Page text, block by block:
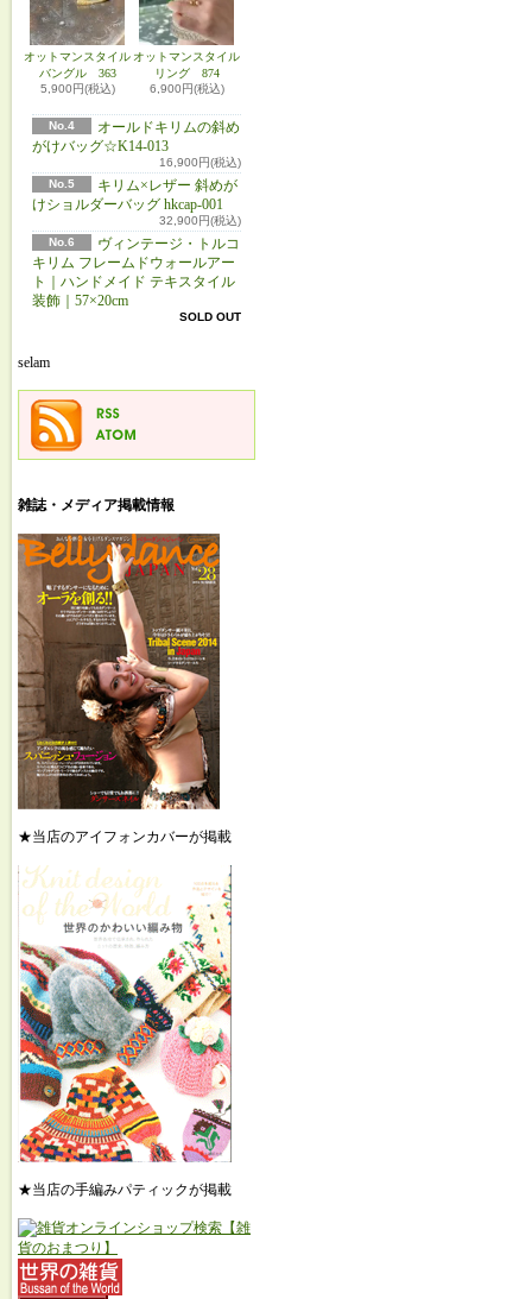
オットマンスタイル
バングル 363
5,900円(税込)
オットマンスタイル
リング 874
6,900円(税込)
No.4
オールドキリムの斜め
がけバッグ☆K14-013
16,900円(税込)
No.5
キリム×レザー 斜めが
けショルダーバッグ hkcap-001
32,900円(税込)
No.6
ヴィンテージ・トルコ
キリム フレームドウォールアー
ト｜ハンドメイド テキスタイル
装飾｜57×20cm
SOLD OUT
selam
雑誌・メディア掲載情報
★当店のアイフォンカバーが掲載
★当店の手編みパティックが掲載